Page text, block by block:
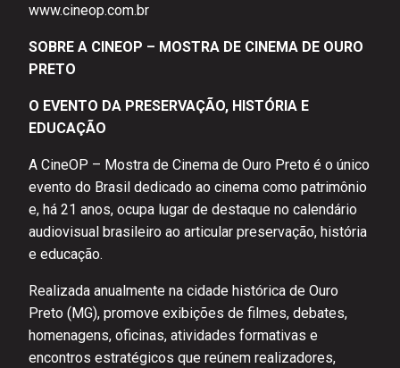
www.cineop.com.br
SOBRE A CINEOP – MOSTRA DE CINEMA DE OURO
PRETO
O EVENTO DA PRESERVAÇÃO, HISTÓRIA E
EDUCAÇÃO
A CineOP – Mostra de Cinema de Ouro Preto é o único
evento do Brasil dedicado ao cinema como patrimônio
e, há 21 anos, ocupa lugar de destaque no calendário
audiovisual brasileiro ao articular preservação, história
e educação.
Realizada anualmente na cidade histórica de Ouro
Preto (MG), promove exibições de filmes, debates,
homenagens, oficinas, atividades formativas e
encontros estratégicos que reúnem realizadores,